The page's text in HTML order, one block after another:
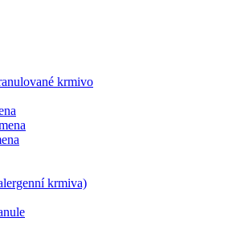
krmivo
krmiva)